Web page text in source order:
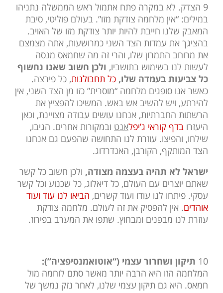
9 הצדק. לא במקרה פתח אתמול ראש הממשלה נתניהו
במילים: “אין מלחמה צודקת מזו”. בעולם פוליטי, סיבת
המאבק שלנו חייבת להיות יותר צודקת מזו של האויב.
בהציגך את עמדות הצד השני כמרושעות, אתה מצמצם
את מרוחב התמרון שלו, והרי זה מה שחמאס מנסה
לעשות לנו בשימוש בתושביו, ולכן חשוב שאנו נחשוף
כל צביעות בעמדה שלו, כל תחבולנות, כל פירצה.
כאשר אנו סופגים מלחמה “מוסרית” כזו מן הצד השני, אין
להירתע, ויש להשיב אש באש. המשיכו להפציץ את
הרשתות החברתיות, אנחנו עושים עבודה מצויינת, וכאן
היעזרו בדף קוראי ג’יפלאנט ובמקורות אחרים. הגיבו,
שילחו, והפיצו. עוזרת לנו התחושה שהפעם גם אנחנו
הצד המותקף, הקורבן, האנדרדוג.
ישראל לא תהיה בעצמה מצודה, ולכן חשוב כל קשר
שאתם יוצרים עם העולם, כל דיאלוג, כל שכנוע וכל קשר
עסקי. פיתחו לנו עודו ועוד קשרים, הביאו לנו עוד ועוד
אוהדים. אין להפסיק את זה לעולם. מלחמה צודקת
עוזרת לנו מבפנים ומבחוץ. שתפו את המערב בפירוז.
10 תיקון ושחרור עצמי (“אוטואמנסיפציה”):
המלחמה הזו היא הרבה יותר מאשר סתם לוחמה מול
חמאס. היא גם תיקון עצמי שלנו, לאחר נזק נמשך של